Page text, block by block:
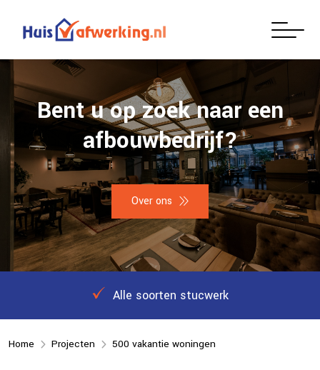
Bent u op zoek naar een
afbouwbedrijf?
Over ons
Alle soorten stucwerk
Home Projecten 500 vakantie woningen